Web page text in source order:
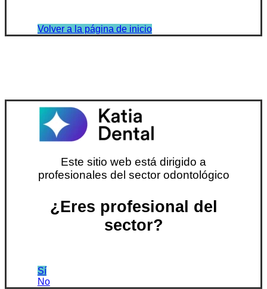
Volver a la página de inicio
Este sitio web está dirigido a
profesionales del sector odontológico
¿Eres profesional del
sector?
Sí
No